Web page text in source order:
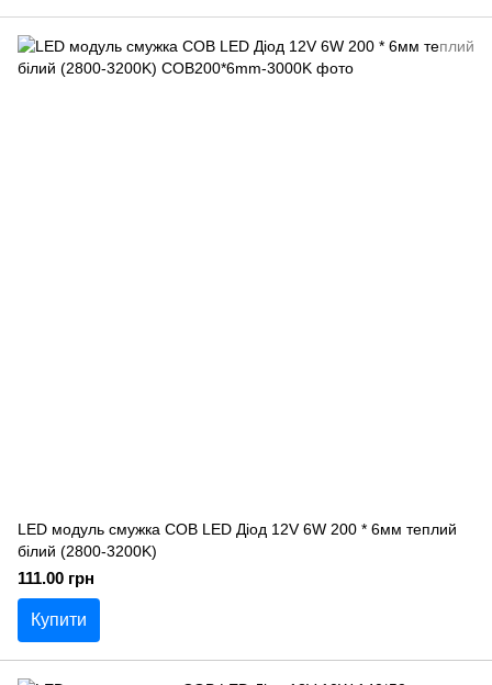
LED модуль смужка COB LED Діод 12V 6W 200 * 6мм теплий
білий (2800-3200K)
111.00 грн
Купити